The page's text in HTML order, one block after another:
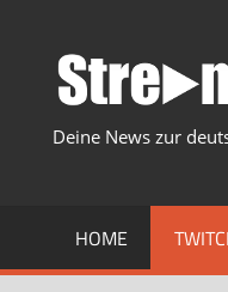
springen
Deine News zur
HOME